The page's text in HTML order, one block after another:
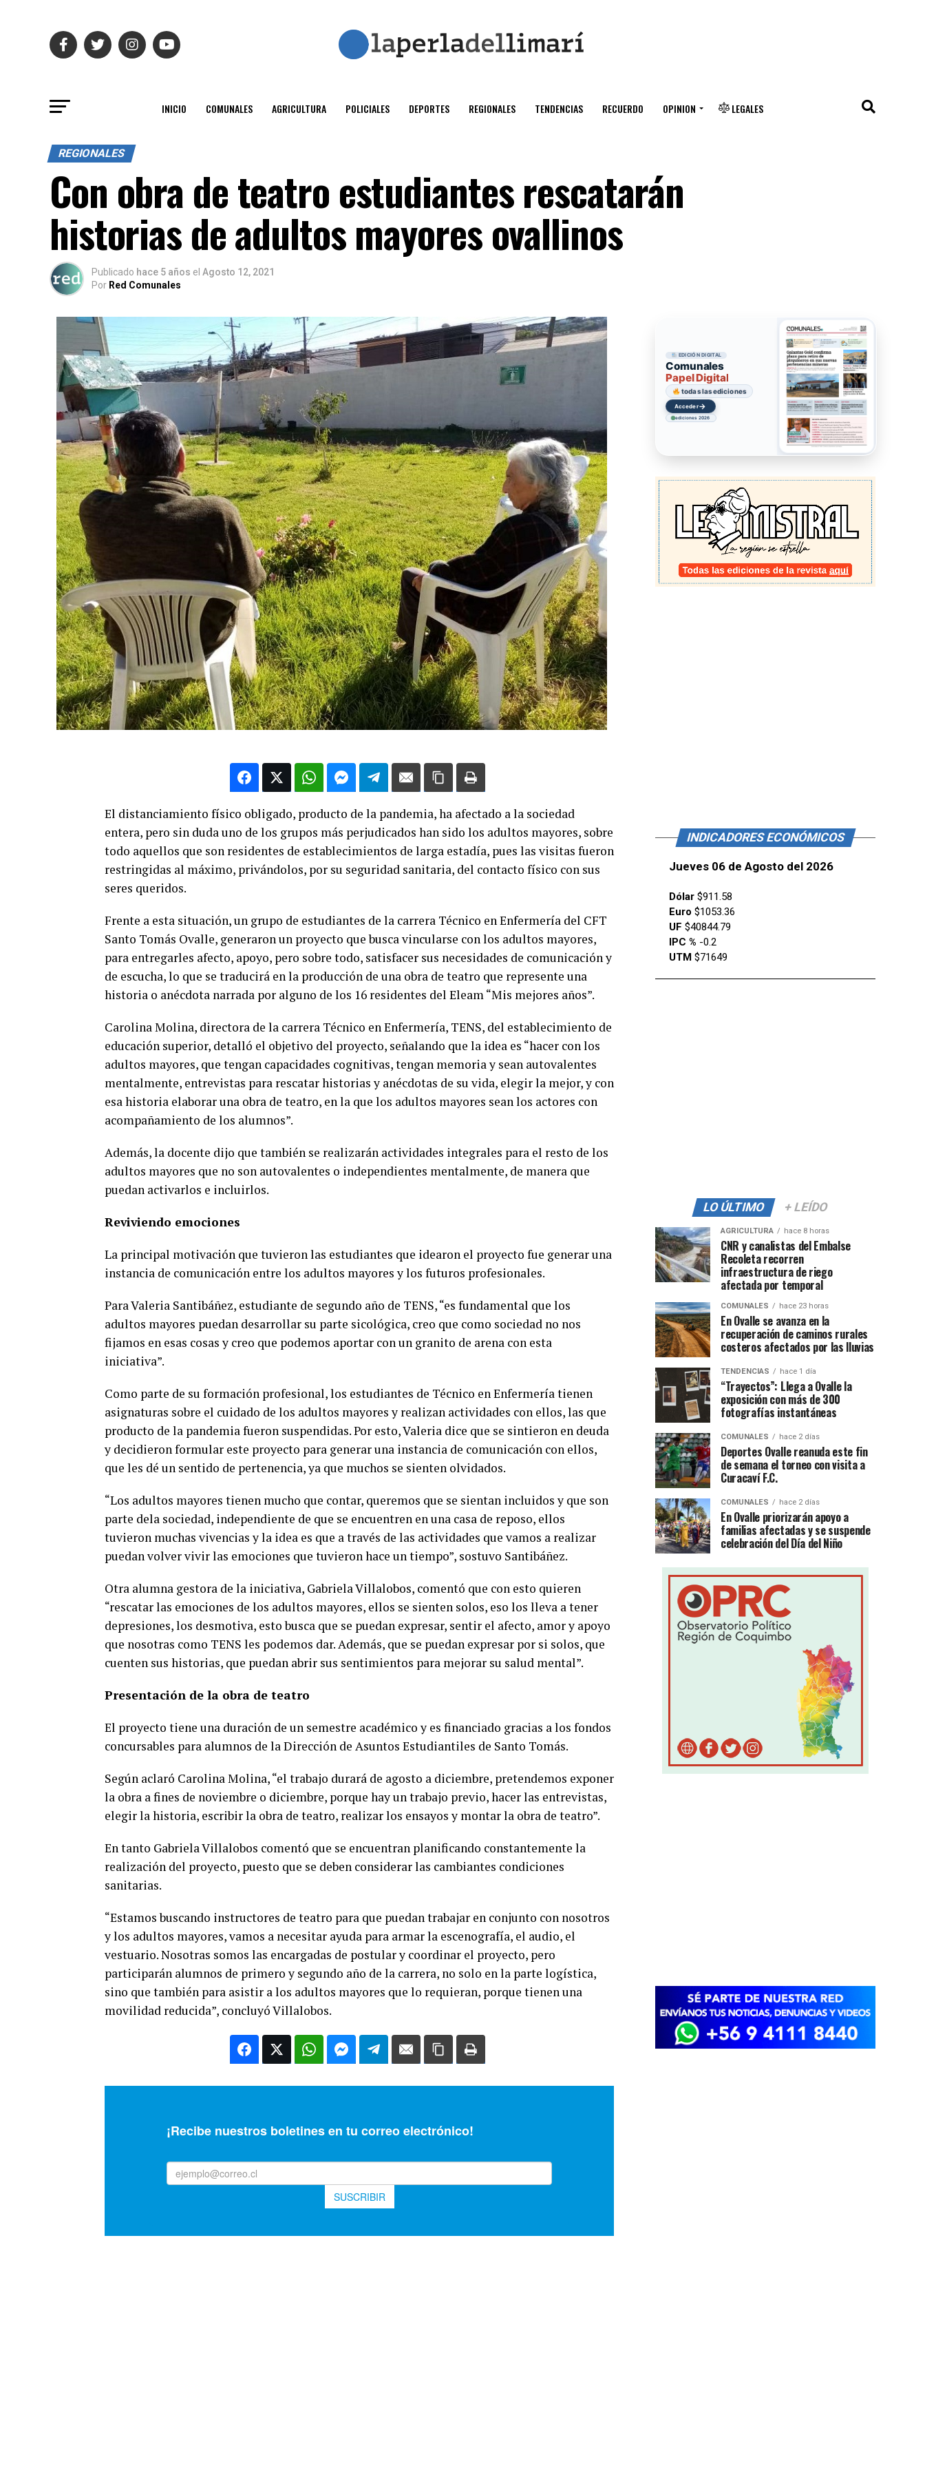
INICIO COMUNALES AGRICULTURA POLICIALES DEPORTES REGIONALES TENDENCIAS RECUERDO OPINION LEGALES
REGIONALES
Con obra de teatro estudiantes rescatarán
historias de adultos mayores ovallinos
Publicado hace 5 años el Agosto 12, 2021
Por Red Comunales
El distanciamiento físico obligado, producto de la pandemia, ha afectado a la sociedad
entera, pero sin duda uno de los grupos más perjudicados han sido los adultos mayores, sobre
todo aquellos que son residentes de establecimientos de larga estadía, pues las visitas fueron
restringidas al máximo, privándolos, por su seguridad sanitaria, del contacto físico con sus
seres queridos.
Frente a esta situación, un grupo de estudiantes de la carrera Técnico en Enfermería del CFT
Santo Tomás Ovalle, generaron un proyecto que busca vincularse con los adultos mayores,
para entregarles afecto, apoyo, pero sobre todo, satisfacer sus necesidades de comunicación y
de escucha, lo que se traducirá en la producción de una obra de teatro que represente una
historia o anécdota narrada por alguno de los 16 residentes del Eleam “Mis mejores años”.
Carolina Molina, directora de la carrera Técnico en Enfermería, TENS, del establecimiento de
educación superior, detalló el objetivo del proyecto, señalando que la idea es “hacer con los
adultos mayores, que tengan capacidades cognitivas, tengan memoria y sean autovalentes
mentalmente, entrevistas para rescatar historias y anécdotas de su vida, elegir la mejor, y con
esa historia elaborar una obra de teatro, en la que los adultos mayores sean los actores con
acompañamiento de los alumnos”.
Además, la docente dijo que también se realizarán actividades integrales para el resto de los
adultos mayores que no son autovalentes o independientes mentalmente, de manera que
puedan activarlos e incluirlos.
Reviviendo emociones
La principal motivación que tuvieron las estudiantes que idearon el proyecto fue generar una
instancia de comunicación entre los adultos mayores y los futuros profesionales.
Para Valeria Santibáñez, estudiante de segundo año de TENS, “es fundamental que los
adultos mayores puedan desarrollar su parte sicológica, creo que como sociedad no nos
fijamos en esas cosas y creo que podemos aportar con un granito de arena con esta
iniciativa”.
Como parte de su formación profesional, los estudiantes de Técnico en Enfermería tienen
asignaturas sobre el cuidado de los adultos mayores y realizan actividades con ellos, las que
producto de la pandemia fueron suspendidas. Por esto, Valeria dice que se sintieron en deuda
y decidieron formular este proyecto para generar una instancia de comunicación con ellos,
que les dé un sentido de pertenencia, ya que muchos se sienten olvidados.
“Los adultos mayores tienen mucho que contar, queremos que se sientan incluidos y que son
parte dela sociedad, independiente de que se encuentren en una casa de reposo, ellos
tuvieron muchas vivencias y la idea es que a través de las actividades que vamos a realizar
puedan volver vivir las emociones que tuvieron hace un tiempo”, sostuvo Santibáñez.
Otra alumna gestora de la iniciativa, Gabriela Villalobos, comentó que con esto quieren
“rescatar las emociones de los adultos mayores, ellos se sienten solos, eso los lleva a tener
depresiones, los desmotiva, esto busca que se puedan expresar, sentir el afecto, amor y apoyo
que nosotras como TENS les podemos dar. Además, que se puedan expresar por si solos, que
cuenten sus historias, que puedan abrir sus sentimientos para mejorar su salud mental”.
Presentación de la obra de teatro
El proyecto tiene una duración de un semestre académico y es financiado gracias a los fondos
concursables para alumnos de la Dirección de Asuntos Estudiantiles de Santo Tomás.
Según aclaró Carolina Molina, “el trabajo durará de agosto a diciembre, pretendemos exponer
la obra a fines de noviembre o diciembre, porque hay un trabajo previo, hacer las entrevistas,
elegir la historia, escribir la obra de teatro, realizar los ensayos y montar la obra de teatro”.
En tanto Gabriela Villalobos comentó que se encuentran planificando constantemente la
realización del proyecto, puesto que se deben considerar las cambiantes condiciones
sanitarias.
“Estamos buscando instructores de teatro para que puedan trabajar en conjunto con nosotros
y los adultos mayores, vamos a necesitar ayuda para armar la escenografía, el audio, el
vestuario. Nosotras somos las encargadas de postular y coordinar el proyecto, pero
participarán alumnos de primero y segundo año de la carrera, no solo en la parte logística,
sino que también para asistir a los adultos mayores que lo requieran, porque tienen una
movilidad reducida”, concluyó Villalobos.
EDICIÓN DIGITAL
Comunales
Papel Digital
todas las ediciones
Acceder→
ediciones 2026
INDICADORES ECONÓMICOS
Jueves 06 de Agosto del 2026
Dólar $911.58
Euro $1053.36
UF $40844.79
IPC % -0.2
UTM $71649
LO ÚLTIMO + LEÍDO
AGRICULTURA hace 8 horas
CNR y canalistas del Embalse
Recoleta recorren
infraestructura de riego
afectada por temporal
COMUNALES hace 23 horas
En Ovalle se avanza en la
recuperación de caminos rurales
costeros afectados por las lluvias
TENDENCIAS hace 1 día
“Trayectos”: Llega a Ovalle la
exposición con más de 300
fotografías instantáneas
COMUNALES hace 2 días
Deportes Ovalle reanuda este fin
de semana el torneo con visita a
Curacaví F.C.
COMUNALES hace 2 días
En Ovalle priorizarán apoyo a
familias afectadas y se suspende
celebración del Día del Niño